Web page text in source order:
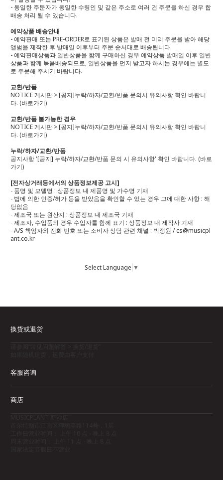
- 동일한 주문자가 동일한 수령인 및 같은 주소로 여러 건 주문을 하신 경우 합
배송 처리 될 수 있습니다.
예약상품 배송안내
- 예약판매 또는 PRE-ORDER로 표기된 상품은 발매 전 미리 주문을 받아 해당
앨범을 제작한 후 발매일 이후부터 주문 순서대로 배송됩니다.
- 예약판매상품과 일반상품을 함께 구매하신 경우 예약상품 발매일 이후 일반
상품과 함께 묶음배송되므로, 일반상품을 먼저 받고자 하시는 경우에는 별도
로 주문해 주시기 바랍니다.
교환/반품
NOTICE 게시판 > [공지]누락/하자/교환/반품 문의시 유의사항 확인 바랍니
다. (바로가기)
교환/반품 불가능한 경우
NOTICE 게시판 > [공지]누락/하자/교환/반품 문의시 유의사항 확인 바랍니
다. (바로가기)
누락/하자/교환/반품
공지사항 '[공지] 누락/하자/교환/반품 문의 시 유의사항' 확인 바랍니다. (바로
가기)
[전자상거래등에서의 상품정보제공 고시]
- 품명 및 모델명 : 상품정보 내 제품명 및 가수명 기재
- 법에 의한 인증/허가 등을 받았음을 확인할 수 있는 경우 그에 대한 사항 : 해
당없음
- 제조국 또는 원산지 : 상품정보 내 제조국 기재
- 제조자, 수입품의 경우 수입자를 함께 표기 : 상품정보 내 제작사 기재
- A/S 책임자와 전화 번호 또는 소비자 상담 관련 채널 : 박정원 / cs@musicpl
ant.co.kr
Select Language ▼
换货或退货
客服咨询
商店